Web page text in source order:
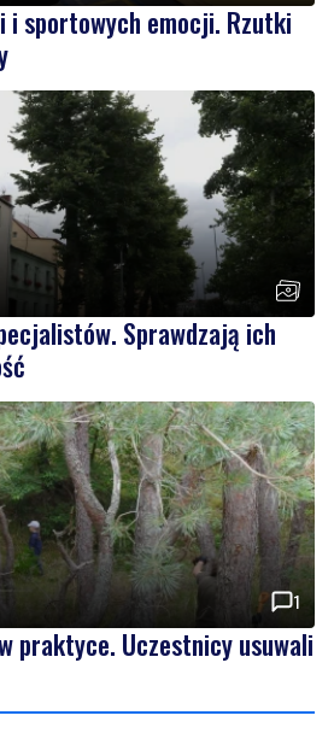
i sportowych emocji. Rzutki
Sprawdzają ich
1
praktyce. Uczestnicy usuwali